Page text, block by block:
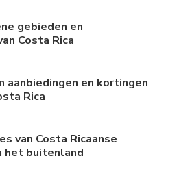
gebieden en
Costa Rica
aanbiedingen en kortingen
Rica
van Costa Ricaanse
het buitenland